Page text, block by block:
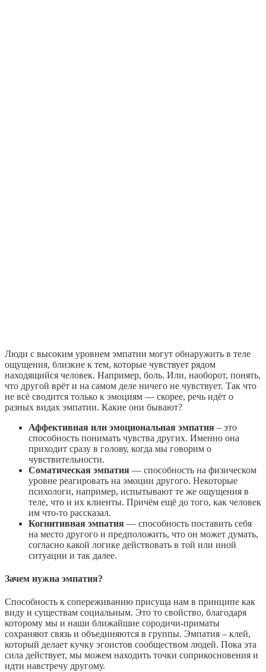
Люди с высоким уровнем эмпатии могут обнаружить в теле
ощущения, близкие к тем, которые чувствует рядом
находящийся человек. Например, боль. Или, наоборот, понять,
что другой врёт и на самом деле ничего не чувствует. Так что
не всё сводится только к эмоциям — скорее, речь идёт о
разных видах эмпатии. Какие они бывают?
Аффективная или эмоциональная эмпатия – это
способность понимать чувства других. Именно она
приходит сразу в голову, когда мы говорим о
чувствительности.
Соматическая эмпатия — способность на физическом
уровне реагировать на эмоции другого. Некоторые
психологи, например, испытывают те же ощущения в
теле, что и их клиенты. Причём ещё до того, как человек
им что-то рассказал.
Когнитивная эмпатия — способность поставить себя
на место другого и предположить, что он может думать,
согласно какой логике действовать в той или иной
ситуации и так далее.
Зачем нужна эмпатия?
Способность к сопереживанию присуща нам в принципе как
виду и существам социальным. Это то свойство, благодаря
которому мы и наши ближайшие сородичи-приматы
сохраняют связь и объединяются в группы. Эмпатия – клей,
который делает кучку эгоистов сообществом людей. Пока эта
сила действует, мы можем находить точки соприкосновения и
идти навстречу другому.